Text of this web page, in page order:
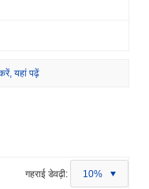
यहां पढ़ें
गहराई डेवढ़ी: 10%